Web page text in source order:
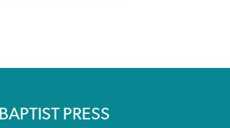
BAPTIST PRESS